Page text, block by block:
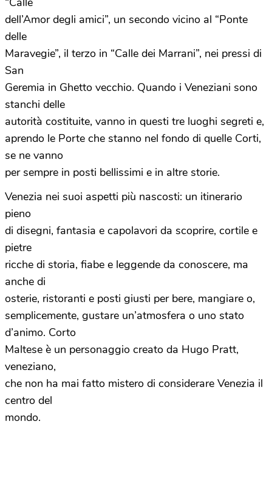
dell’Amor degli amici”, un secondo vicino al “Ponte
delle
Maravegie”, il terzo in “Calle dei Marrani”, nei pressi di
San
Geremia in Ghetto vecchio. Quando i Veneziani sono
stanchi delle
autorità costituite, vanno in questi tre luoghi segreti e,
aprendo le Porte che stanno nel fondo di quelle Corti,
se ne vanno
per sempre in posti bellissimi e in altre storie.
Venezia nei suoi aspetti più nascosti: un itinerario
pieno
di disegni, fantasia e capolavori da scoprire, cortile e
pietre
ricche di storia, fiabe e leggende da conoscere, ma
anche di
osterie, ristoranti e posti giusti per bere, mangiare o,
semplicemente, gustare un’atmosfera o uno stato
d’animo. Corto
Maltese è un personaggio creato da Hugo Pratt,
veneziano,
che non ha mai fatto mistero di considerare Venezia il
centro del
mondo.